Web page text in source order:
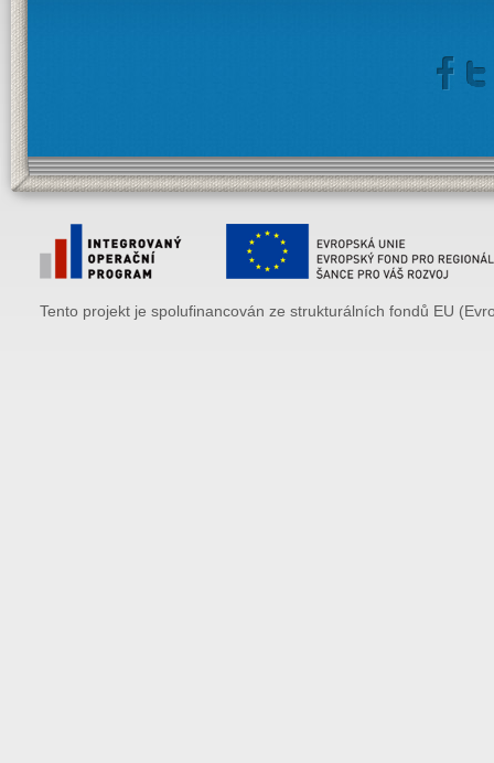
Tento projekt je spolufinancován ze strukturálních fondů EU